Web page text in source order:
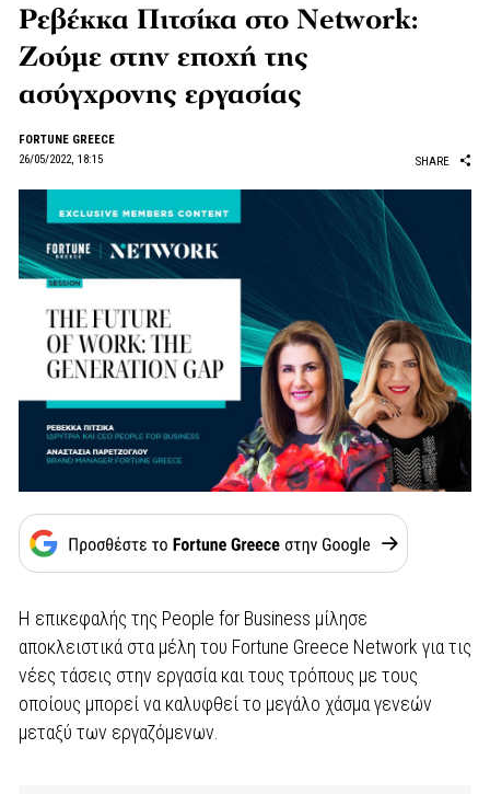
Ρεβέκκα Πιτσίκα στο Network:
Ζούμε στην εποχή της
ασύγχρονης εργασίας
FORTUNE GREECE
26/05/2022, 18:15
SHARE
Η επικεφαλής της People for Business μίλησε
αποκλειστικά στα μέλη του Fortune Greece Network για τις
νέες τάσεις στην εργασία και τους τρόπους με τους
οποίους μπορεί να καλυφθεί το μεγάλο χάσμα γενεών
μεταξύ των εργαζόμενων.